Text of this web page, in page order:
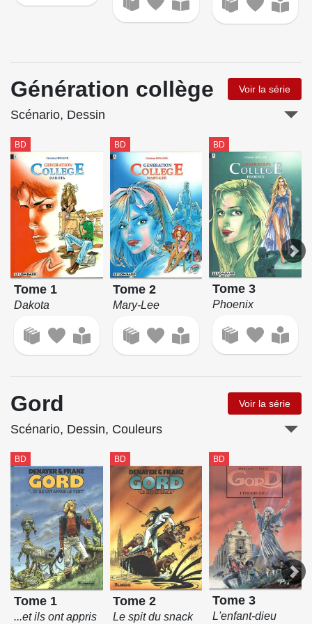
Génération collège Voir la série
Scénario, Dessin
BD
Tome 1
Dakota
BD
Tome 2
Mary-Lee
BD
Tome 3
Phoenix
Gord Voir la série
Scénario, Dessin, Couleurs
BD
Tome 1
...et ils ont appris
BD
Tome 2
Le spit du snack
BD
Tome 3
L'enfant-dieu